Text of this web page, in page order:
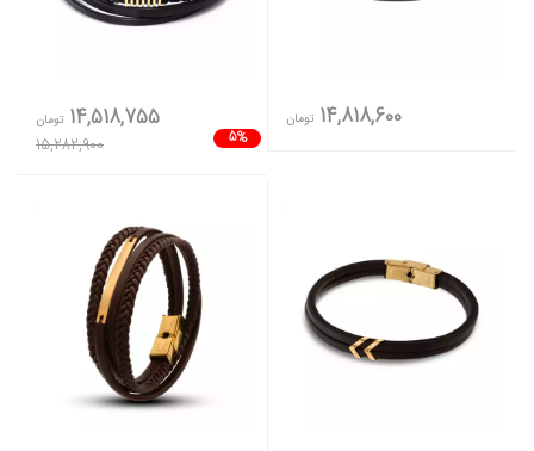
14,818,600 تومان
5%
14,518,755 تومان
15,282,900